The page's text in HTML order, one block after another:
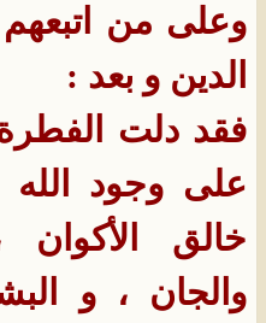
وعلى من
الدين و بعد :
فقد دلت
على وجود
خالق
والجان ، و